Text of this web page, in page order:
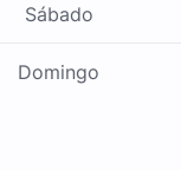
Sábado
Domingo